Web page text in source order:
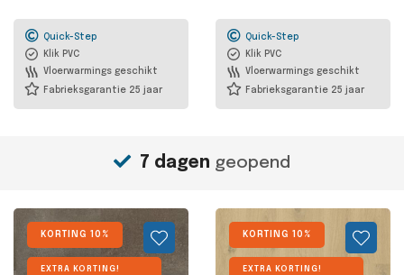
Quick-Step
Klik PVC
Vloerwarmings geschikt
Fabrieksgarantie 25 jaar
Quick-Step
Klik PVC
Vloerwarmings geschikt
Fabrieksgarantie 25 jaar
7 dagen geopend
KORTING 10%
EXTRA KORTING!
KORTING 10%
EXTRA KORTING!